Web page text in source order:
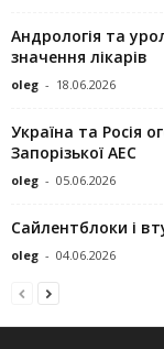
Андрологія та
значення лікарів
oleg - 18.06.2026
Україна та Росія
Запорізької АЕС
oleg - 05.06.2026
Сайлентблоки і
oleg - 04.06.2026